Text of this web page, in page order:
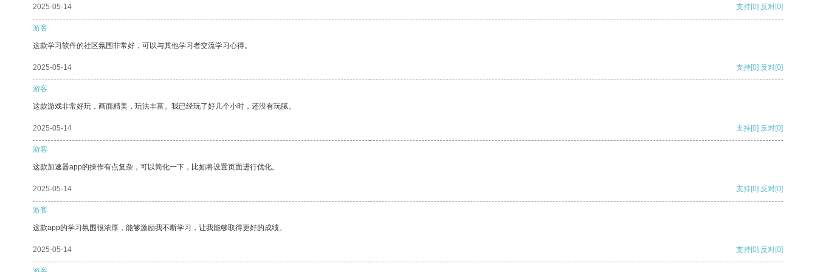
2025-05-14 支持[0] 反对[0]
游客
这款学习软件的社区氛围非常好，可以与其他学习者交流学习心得。
2025-05-14 支持[0] 反对[0]
游客
这款游戏非常好玩，画面精美，玩法丰富。我已经玩了好几个小时，还没有玩腻。
2025-05-14 支持[0] 反对[0]
游客
这款加速器app的操作有点复杂，可以简化一下，比如将设置页面进行优化。
2025-05-14 支持[0] 反对[0]
游客
这款app的学习氛围很浓厚，能够激励我不断学习，让我能够取得更好的成绩。
2025-05-14 支持[0] 反对[0]